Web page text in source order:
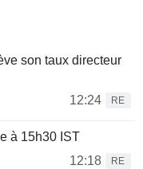
son taux directeur
12:24
RE
à 15h30 IST
12:18
RE